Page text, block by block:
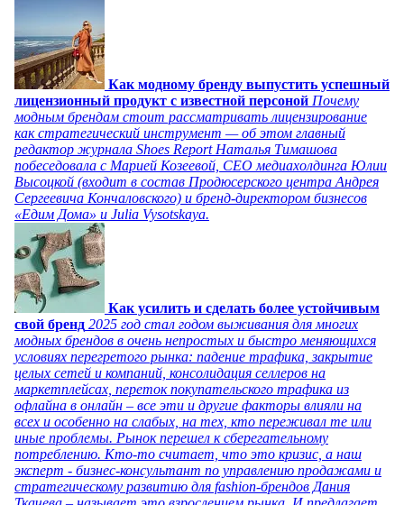
Как модному бренду выпустить успешный
лицензионный продукт с известной персоной Почему
модным брендам стоит рассматривать лицензирование
как стратегический инструмент — об этом главный
редактор журнала Shoes Report Наталья Тимашова
побеседовала с Марией Козеевой, СЕО медиахолдинга Юлии
Высоцкой (входит в состав Продюсерского центра Андрея
Сергеевича Кончаловского) и бренд-директором бизнесов
«Едим Дома» и Julia Vysotskaya.
Как усилить и сделать более устойчивым
свой бренд 2025 год стал годом выживания для многих
модных брендов в очень непростых и быстро меняющихся
условиях перегретого рынка: падение трафика, закрытие
целых сетей и компаний, консолидация селлеров на
маркетплейсах, переток покупательского трафика из
офлайна в онлайн – все эти и другие факторы влияли на
всех и особенно на слабых, на тех, кто переживал те или
иные проблемы. Рынок перешел к сберегательному
потреблению. Кто-то считает, что это кризис, а наш
эксперт - бизнес-консультант по управлению продажами и
стратегическому развитию для fashion-брендов Дания